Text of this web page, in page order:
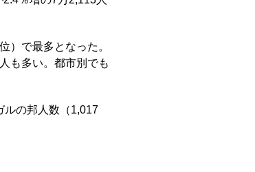
）で最多となった。
も多い。都市別でも
ルの邦人数（1,017